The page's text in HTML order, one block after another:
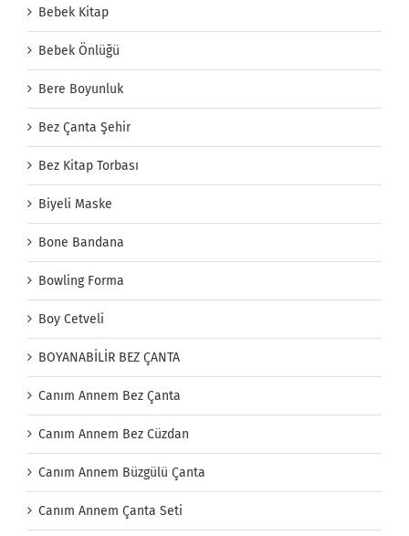
Bebek Kitap
Bebek Önlüğü
Bere Boyunluk
Bez Çanta Şehir
Bez Kitap Torbası
Biyeli Maske
Bone Bandana
Bowling Forma
Boy Cetveli
BOYANABİLİR BEZ ÇANTA
Canım Annem Bez Çanta
Canım Annem Bez Cüzdan
Canım Annem Büzgülü Çanta
Canım Annem Çanta Seti